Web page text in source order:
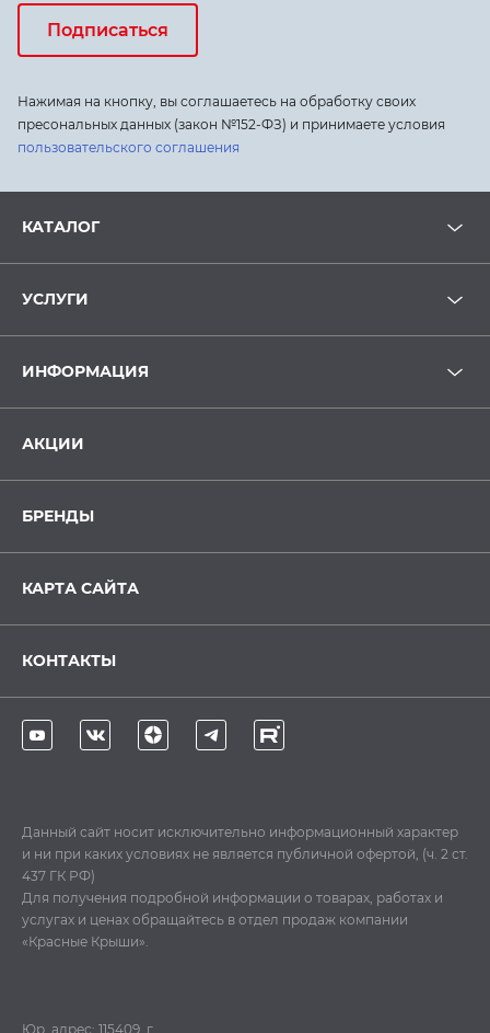
Подписаться
Нажимая на кнопку, вы соглашаетесь на обработку своих
пресональных данных (закон №152-ФЗ) и принимаете условия
пользовательского соглашения
КАТАЛОГ
УСЛУГИ
ИНФОРМАЦИЯ
АКЦИИ
БРЕНДЫ
КАРТА САЙТА
КОНТАКТЫ
Данный сайт носит исключительно информационный характер
и ни при каких условиях не является публичной офертой, (ч. 2 ст.
437 ГК РФ)
Для получения подробной информации о товарах, работах и
услугах и ценах обращайтесь в отдел продаж компании
«Красные Крыши».
Юр. адрес: 115409, г.